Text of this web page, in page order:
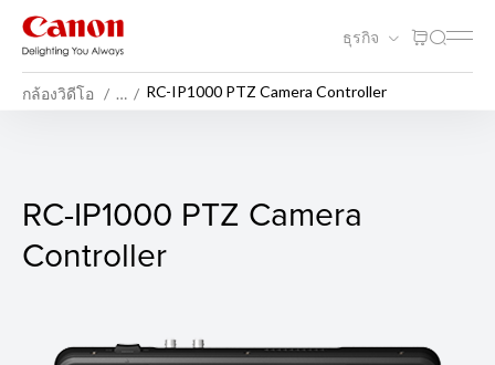
ธุรกิจ
กล้องวิดีโอ … RC-IP1000 PTZ Camera Controller
RC-IP1000 PTZ Camera
RC-IP1000 PTZ Camera
Controller